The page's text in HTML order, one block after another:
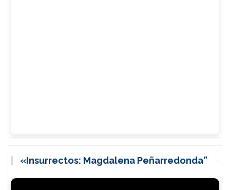
«Insurrectos: Magdalena Peñarredonda”